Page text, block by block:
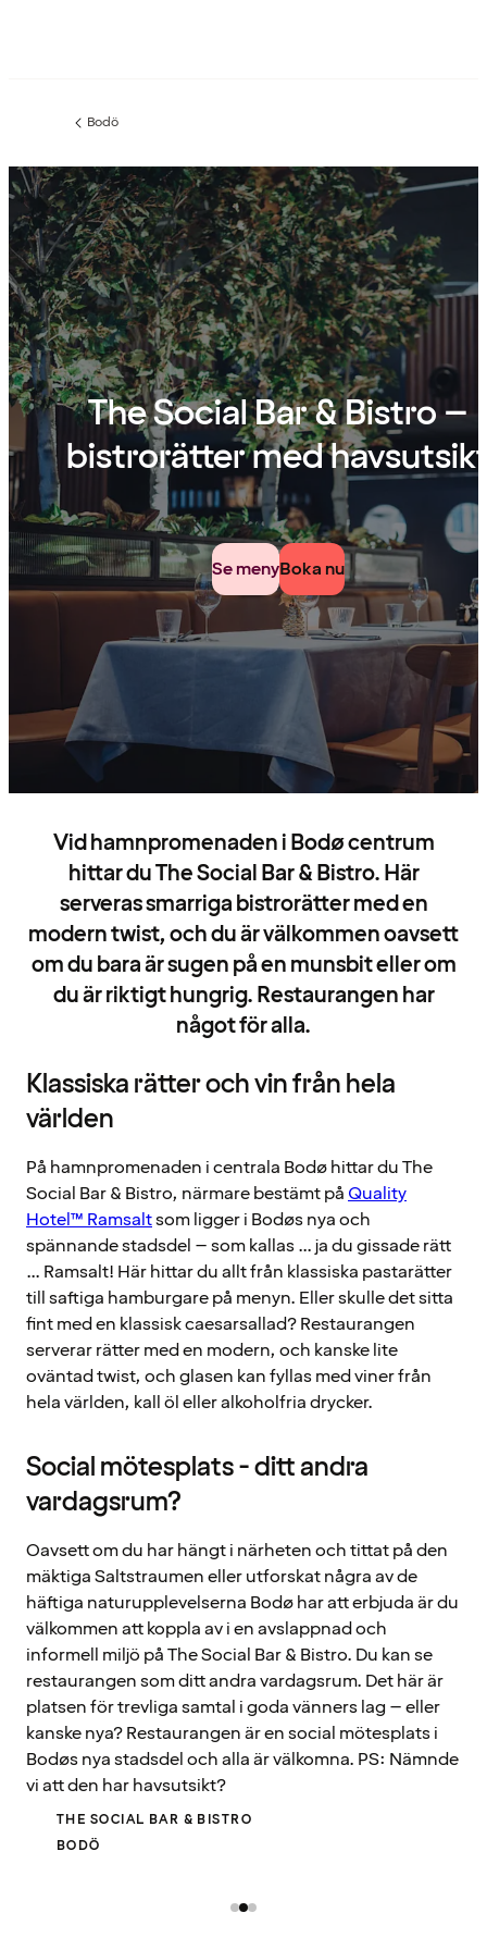
Föregående
Bodö
The Social Bar & Bistro –
bistrorätter med
Se menyBoka nu
Vid hamnpromenaden i Bodø centrum
hittar du The Social Bar & Bistro. Här
serveras smarriga bistrorätter med en
modern twist, och du är välkommen oavsett
om du bara är sugen på en munsbit eller om
du är riktigt hungrig. Restaurangen har
något för alla.
Klassiska rätter och vin från hela
världen
På hamnpromenaden i centrala Bodø hittar du The
Social Bar & Bistro, närmare bestämt på Quality
Hotel™ Ramsaltsom ligger i Bodøs nya och
spännande stadsdel – som kallas ... ja du gissade rätt
... Ramsalt! Här hittar du allt från klassiska pastarätter
till saftiga hamburgare på menyn. Eller skulle det sitta
fint med en klassisk caesarsallad? Restaurangen
serverar rätter med en modern, och kanske lite
oväntad twist, och glasen kan fyllas med viner från
hela världen, kall öl eller alkoholfria drycker.
Social mötesplats - ditt andra
vardagsrum?
Oavsett om du har hängt i närheten och tittat på den
mäktiga Saltstraumen eller utforskat några av de
häftiga naturupplevelserna Bodø har att erbjuda är du
välkommen att koppla av i en avslappnad och
informell miljö på The Social Bar & Bistro. Du kan se
restaurangen som ditt andra vardagsrum. Det här är
platsen för trevliga samtal i goda vänners lag – eller
kanske nya? Restaurangen är en social mötesplats i
Bodøs nya stadsdel och alla är välkomna. PS: Nämnde
vi att den har havsutsikt?
THE SOCIAL BAR & BISTRO
BODÖ